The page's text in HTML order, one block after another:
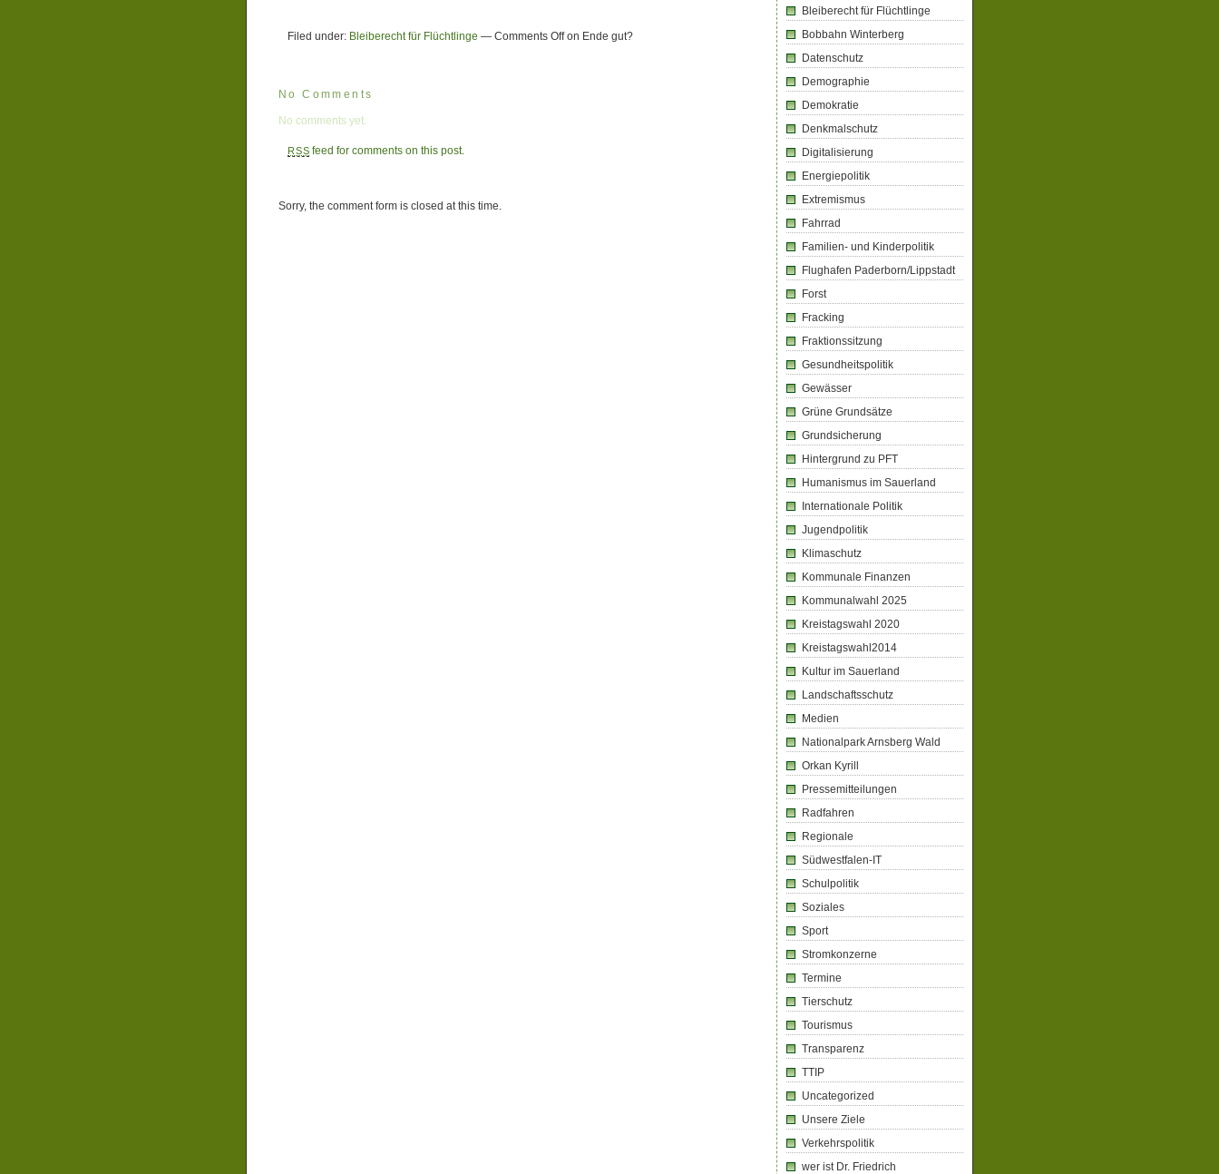
Filed under: Bleiberecht für Flüchtlinge — Comments Offon Ende gut?
No Comments
No comments yet.
RSS feed for comments on this post.
Sorry, the comment form is closed at this time.
Bleiberecht für Flüchtlinge
Bobbahn Winterberg
Datenschutz
Demographie
Demokratie
Denkmalschutz
Digitalisierung
Energiepolitik
Extremismus
Fahrrad
Familien- und Kinderpolitik
Flughafen Paderborn/Lippstadt
Forst
Fracking
Fraktionssitzung
Gesundheitspolitik
Gewässer
Grüne Grundsätze
Grundsicherung
Hintergrund zu PFT
Humanismus im Sauerland
Internationale Politik
Jugendpolitik
Klimaschutz
Kommunale Finanzen
Kommunalwahl 2025
Kreistagswahl 2020
Kreistagswahl2014
Kultur im Sauerland
Landschaftsschutz
Medien
Nationalpark Arnsberg Wald
Orkan Kyrill
Pressemitteilungen
Radfahren
Regionale
Südwestfalen-IT
Schulpolitik
Soziales
Sport
Stromkonzerne
Termine
Tierschutz
Tourismus
Transparenz
TTIP
Uncategorized
Unsere Ziele
Verkehrspolitik
wer ist Dr. Friedrich